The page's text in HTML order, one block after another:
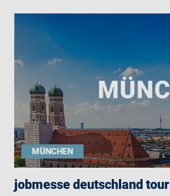
MÜNCHEN
jobmesse deutschland